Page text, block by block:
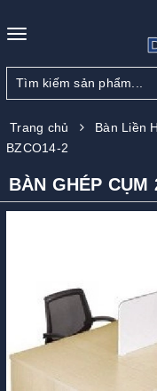
Toggle
Trang chủ Bàn Liền
BZCO14-2
BÀN GHÉP CỤM